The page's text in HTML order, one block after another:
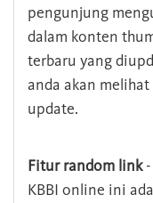
pengunjung
dalam konten
terbaru yang
anda akan
update.
Fitur random link-
KBBI online ini